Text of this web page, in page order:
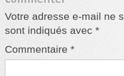
Votre adresse e-mail ne
sont indiqués avec *
Commentaire *